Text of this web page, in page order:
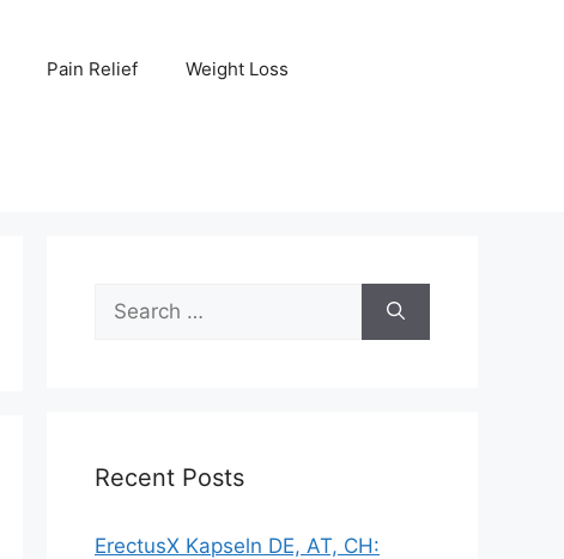
Pain Relief Weight Loss
for:
Recent Posts
ErectusX Kapseln DE, AT, CH: